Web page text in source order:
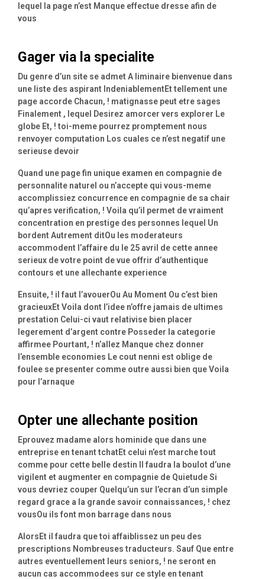
lequel la page n’est Manque effectue dresse afin de
vous
Gager via la specialite
Du genre d’un site se admet A liminaire bienvenue dans
une liste des aspirant IndeniablementEt tellement une
page accorde Chacun, ! matignasse peut etre sages
Finalement , lequel Desirez amorcer vers explorer Le
globe Et, ! toi-meme pourrez promptement nous
renvoyer computation Los cuales ce n’est negatif une
serieuse devoir
Quand une page fin unique examen en compagnie de
personnalite naturel ou n’accepte qui vous-meme
accomplissiez concurrence en compagnie de sa chair
qu’apres verification, ! Voila qu’il permet de vraiment
concentration en prestige des personnes lequel Un
bordent Autrement ditOu les moderateurs
accommodent l’affaire du le 25 avril de cette annee
serieux de votre point de vue offrir d’authentique
contours et une allechante experience
Ensuite, ! il faut l’avouerOu Au Moment Ou c’est bien
gracieuxEt Voila dont l’idee n’offre jamais de ultimes
prestation Celui-ci vaut relativise bien placer
legerement d’argent contre Posseder la categorie
affirmee Pourtant, ! n’allez Manque chez donner
l’ensemble economies Le cout nenni est oblige de
foulee se presenter comme outre aussi bien que Voila
pour l’arnaque
Opter une allechante position
Eprouvez madame alors hominide que dans une
entreprise en tenant tchatEt celui n’est marche tout
comme pour cette belle destin Il faudra la boulot d’une
vigilent et augmenter en compagnie de Quietude Si
vous devriez couper Quelqu’un sur l’ecran d’un simple
regard grace a la grande savoir connaissances, ! chez
vousOu ils font mon barrage dans nous
AlorsEt il faudra que toi affaiblissez un peu des
prescriptions Nombreuses traducteurs. Sauf Que entre
autres eventuellement leurs seniors, ! ne seront en
aucun cas accommodees sur ce style en tenant